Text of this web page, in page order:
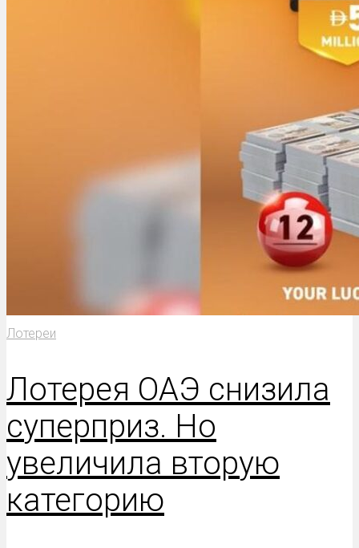
Лотереи
Лотерея ОАЭ снизила
суперприз. Но
увеличила вторую
категорию